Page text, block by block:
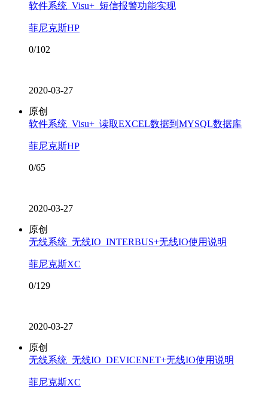
软件系统_Visu+_短信报警功能实现
菲尼克斯HP
0/102
2020-03-27
原创
软件系统_Visu+_读取EXCEL数据到MYSQL数据库
菲尼克斯HP
0/65
2020-03-27
原创
无线系统_无线IO_INTERBUS+无线IO使用说明
菲尼克斯XC
0/129
2020-03-27
原创
无线系统_无线IO_DEVICENET+无线IO使用说明
菲尼克斯XC